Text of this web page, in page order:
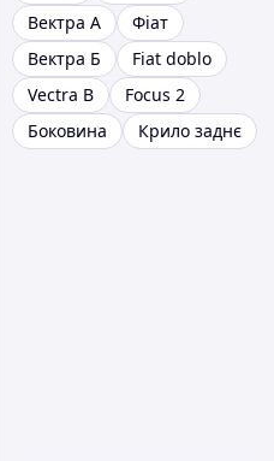
Вектра А
Фіат
Вектра Б
Fiat doblo
Vectra B
Focus 2
Боковина
Крило заднє